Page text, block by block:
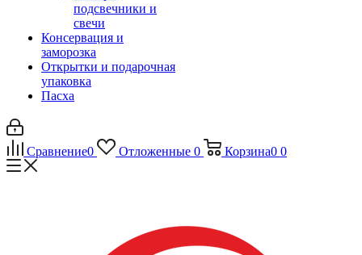
подсвечники и
свечи
Консервация и
заморозка
Открытки и подарочная
упаковка
Пасха
Сравнение0 Отложенные 0 Корзина0 0